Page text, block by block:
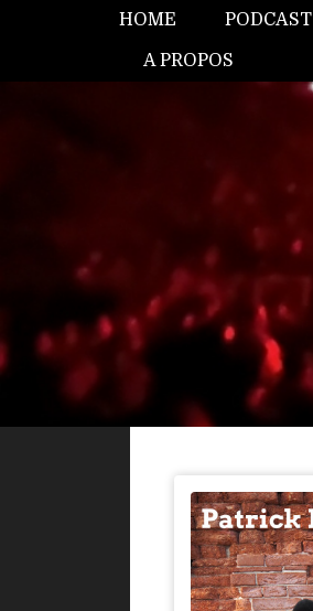
HOME PODCAST
A PROPOS